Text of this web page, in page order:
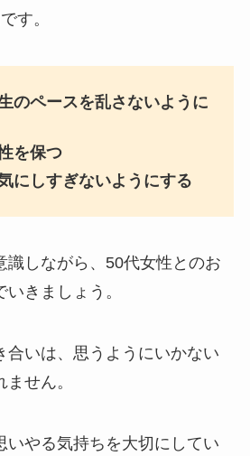
す。
のペースを乱さないように
を保つ
にしすぎないようにする
識しながら、50代女性とのお
きましょう。
合いは、思うようにいかない
せん。
いやる気持ちを大切にしてい